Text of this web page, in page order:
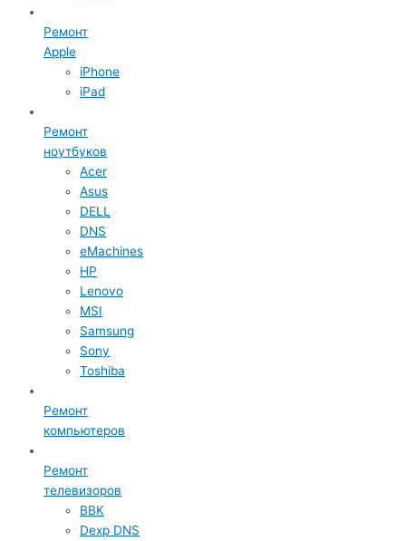
Ремонт
Apple
iPhone
iPad
Ремонт
ноутбуков
Acer
Asus
DELL
DNS
eMachines
HP
Lenovo
MSI
Samsung
Sony
Toshiba
Ремонт
компьютеров
Ремонт
телевизоров
BBK
Dexp DNS